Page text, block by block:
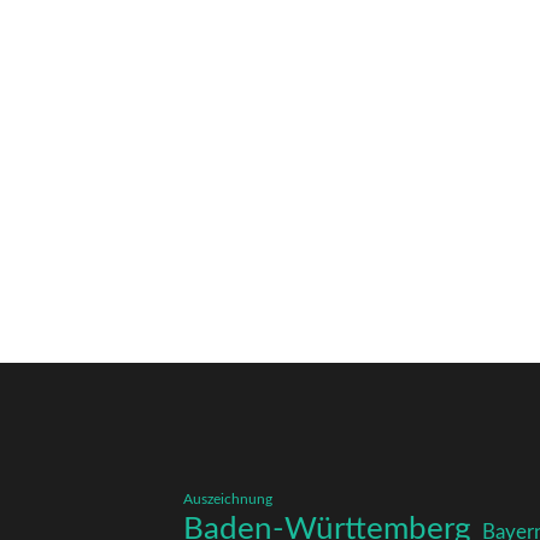
Auszeichnung
Baden-Württemberg